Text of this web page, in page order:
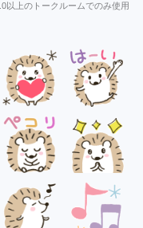
以上のトークルームでのみ使用